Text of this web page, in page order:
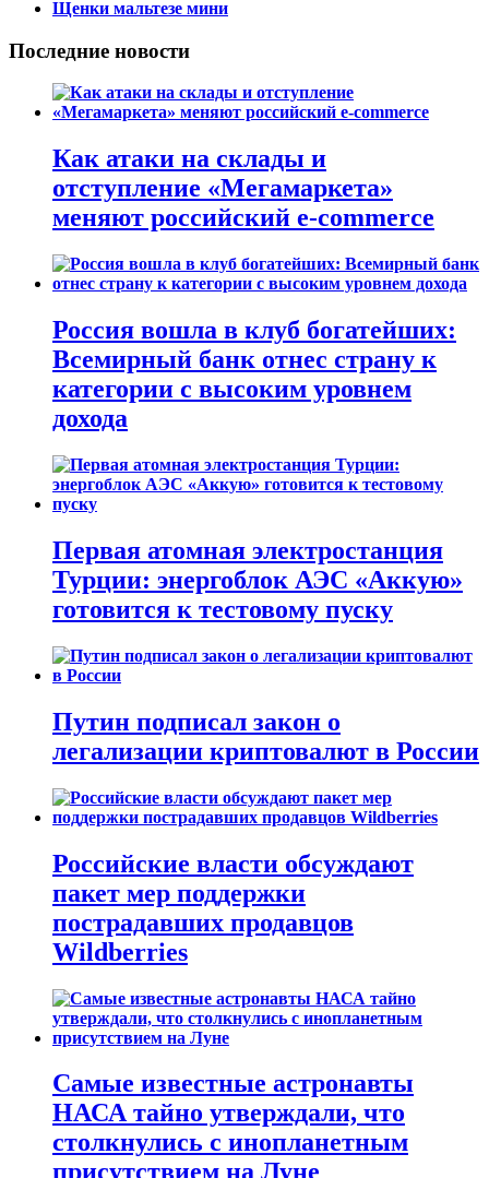
Щенки мальтезе мини
Последние новости
Как атаки на склады и
отступление «Мегамаркета»
меняют российский e-commerce
Россия вошла в клуб богатейших:
Всемирный банк отнес страну к
категории с высоким уровнем
дохода
Первая атомная электростанция
Турции: энергоблок АЭС «Аккую»
готовится к тестовому пуску
Путин подписал закон о
легализации криптовалют в России
Российские власти обсуждают
пакет мер поддержки
пострадавших продавцов
Wildberries
Самые известные астронавты
НАСА тайно утверждали, что
столкнулись с инопланетным
присутствием на Луне